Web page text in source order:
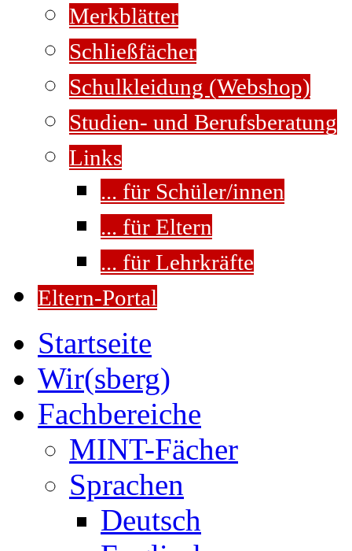
Merkblätter
Schließfächer
Schulkleidung (Webshop)
Studien- und Berufsberatung
Links
... für Schüler/innen
... für Eltern
... für Lehrkräfte
Eltern-Portal
Startseite
Wir(sberg)
Fachbereiche
MINT-Fächer
Sprachen
Deutsch